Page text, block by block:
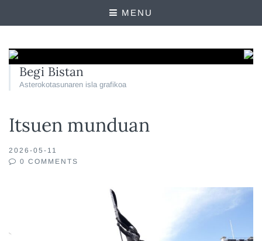
MENU
Begi Bistan
Asterokotasunaren isla grafikoa
Itsuen munduan
2026-05-11
0 COMMENTS